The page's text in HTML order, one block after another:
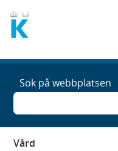
Sök på webbplatsen
Vård